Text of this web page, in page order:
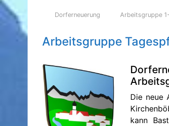
Dorferneuerung Arbeitsgruppe
Arbeitsgruppe
Die neue
kann